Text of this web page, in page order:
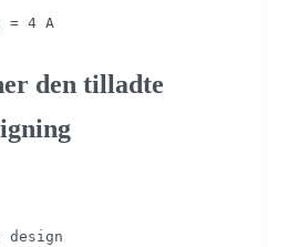
= 4 A
den tilladte
design